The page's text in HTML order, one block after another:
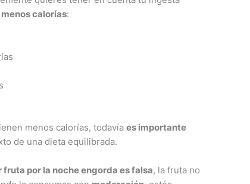
calorías:
menos calorías, todavíaes importante
de una dieta equilibrada.
por la noche engorda es falsa, la fruta no